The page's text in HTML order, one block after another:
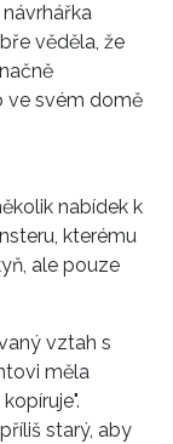
věděla, že
ve svém domě
nabídek k
kterému
ale pouze
vztah s
měla
starý, aby